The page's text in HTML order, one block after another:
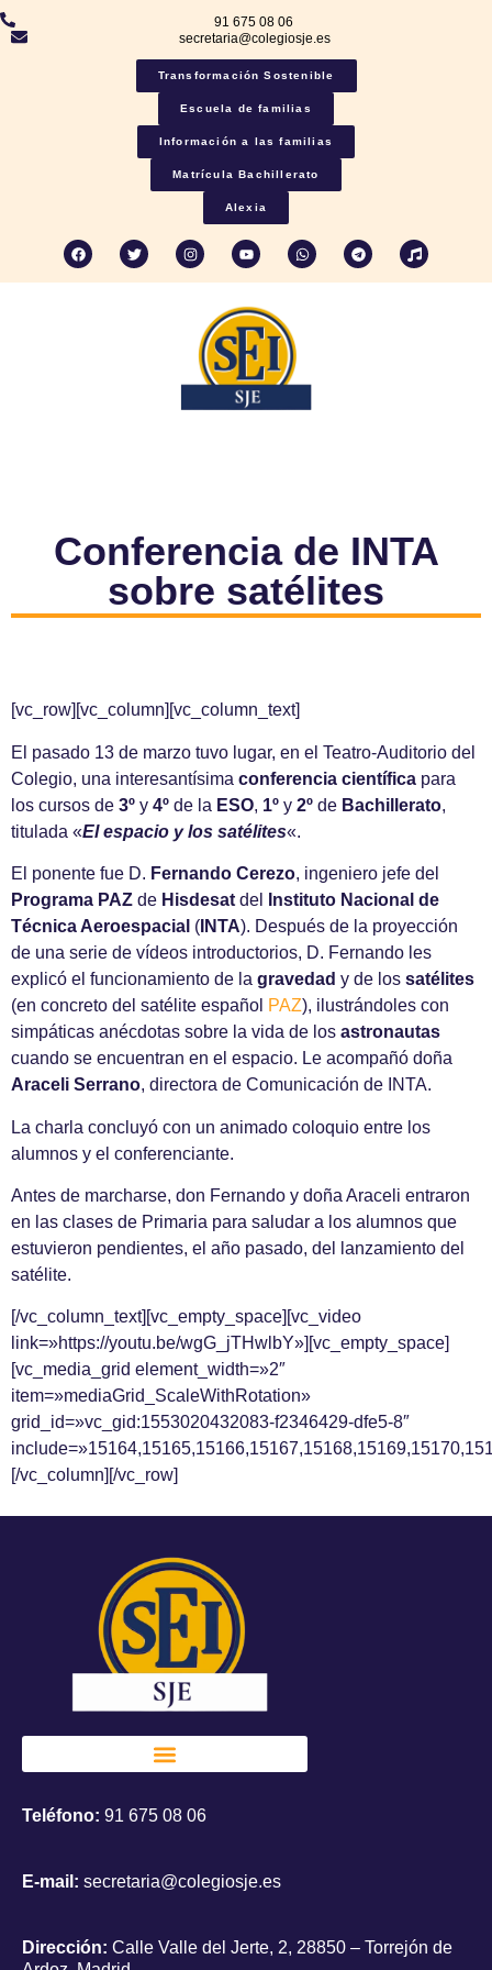
91 675 08 06
secretaria@colegiosje.es
Transformación Sostenible
Escuela de familias
Información a las familias
Matrícula Bachillerato
Alexia
Conferencia de INTA
sobre satélites
[vc_row][vc_column][vc_column_text]
El pasado 13 de marzo tuvo lugar, en el Teatro-Auditorio del
Colegio, una interesantísima conferencia científica para
los cursos de 3º y 4º de la ESO, 1º y 2º de Bachillerato,
titulada «El espacio y los satélites«.
El ponente fue D. Fernando Cerezo, ingeniero jefe del
Programa PAZ de Hisdesat del
Instituto Nacional de
Técnica Aeroespacial ( INTA). Después de la proyección
de una serie de vídeos introductorios, D. Fernando les
explicó el funcionamiento de la gravedad y de los satélites
(en concreto del satélite español PAZ), ilustrándoles con
simpáticas anécdotas sobre la vida de los astronautas
cuando se encuentran en el espacio. Le acompañó doña
Araceli Serrano, directora de Comunicación de INTA.
La charla concluyó con un animado coloquio entre los
alumnos y el conferenciante.
Antes de marcharse, don Fernando y doña Araceli entraron
en las clases de Primaria para saludar a los alumnos que
estuvieron pendientes, el año pasado, del lanzamiento del
satélite.
[/vc_column_text][vc_empty_space][vc_video
link=»https://youtu.be/wgG_jTHwlbY»][vc_empty_space]
[vc_media_grid element_width=»2″
item=»mediaGrid_ScaleWithRotation»
grid_id=»vc_gid:1553020432083-f2346429-dfe5-8″
[/vc_column][/vc_row]
Teléfono: 91 675 08 06
E-mail: secretaria@colegiosje.es
Dirección: Calle Valle del Jerte, 2, 28850 – Torrejón de